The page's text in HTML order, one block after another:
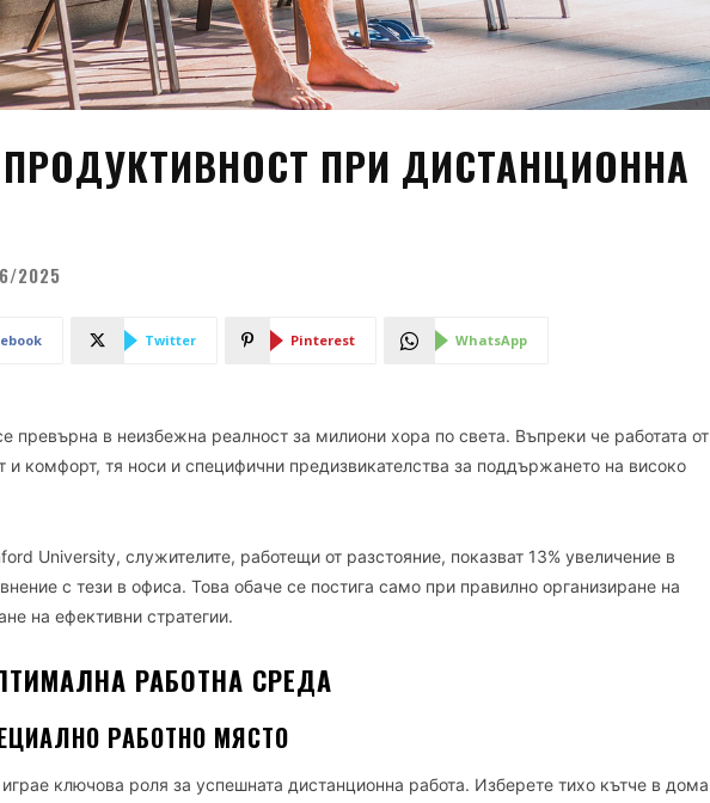
ПРИ ДИСТАНЦИОННА
2025
Twitter Pinterest WhatsApp
превърна в неизбежна реалност за милиони хора по света. Въпреки че работата от
и комфорт, тя носи и специфични предизвикателства за поддържането на високо
University, служителите, работещи от разстояние, показват 13% увеличение в
с тези в офиса. Това обаче се постига само при правилно организиране на
на ефективни стратегии.
РАБОТНА СРЕДА
РАБОТНО МЯСТО
играе ключова роля за успешната дистанционна работа. Изберете тихо кътче в дома